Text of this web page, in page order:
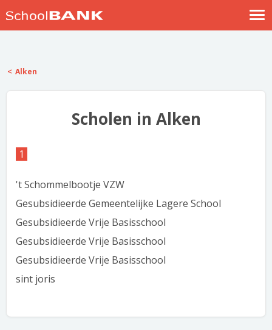
Help
Alken
Scholen in Alken
1
't Schommelbootje VZW
Gesubsidieerde Gemeentelijke Lagere School
Gesubsidieerde Vrije Basisschool
Gesubsidieerde Vrije Basisschool
Gesubsidieerde Vrije Basisschool
sint joris